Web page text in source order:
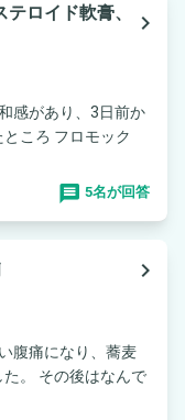
ロイド軟膏、
navigate_next
感があり、3日前か
ころ フロモック
5名が回答
navigate_next
腹痛になり、蕎麦
。 その後はなんで